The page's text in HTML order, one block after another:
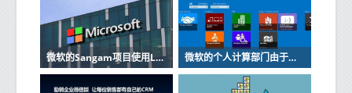
微软的Sangam项目使用LinkedIn缩小技能差距 微软的个人计算部门由于该公司电话业务下滑而遭受挫折